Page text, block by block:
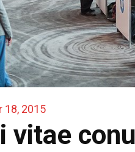
18, 2015
vitae